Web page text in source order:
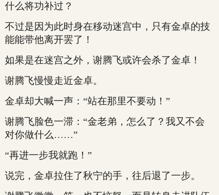
什么将功补过？
不过是因为此时身在移动迷宫中，只有金卓的技
能能带他离开罢了！
如果是在迷宫之外，谢腾飞或许会杀了金卓！
谢腾飞慢慢走近金卓。
金卓却大喊一声：“站在那里不要动！”
谢腾飞脸色一滞：“金老弟，怎么了？我又不会
对你做什么……”
“再进一步我就跑！”
说完，金卓拉住了秋宁的手，往后退了一步。